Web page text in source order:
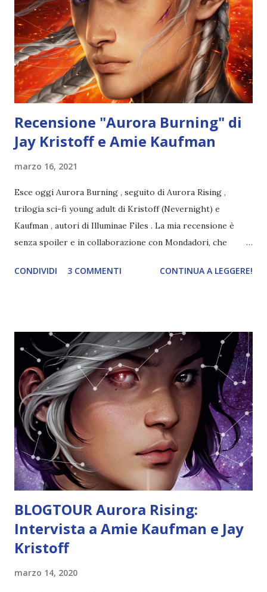
Recensione "Aurora Burning" di
Jay Kristoff e Amie Kaufman
marzo 16, 2021
Esce oggi Aurora Burning , seguito di Aurora Rising ,
trilogia sci-fi young adult di Kristoff (Nevernight) e
Kaufman , autori di Illuminae Files . La mia recensione è
senza spoiler e in collaborazione con Mondadori, che
Autore: Jay Kristoff, Amie Kaufman Serie: Aurora Rising 2
che una forza oscura e antica sta per essere liberata nella
galassia minacciando la sopravvivenza di ogni razza
senziente che vive al suo interno. Qual è la buona? Ty e gli
altri membri della Squadra 312 sono pronti a intervenire
nuovamente per salvare la situazione. Tutto bene, se non
fosse che incappano in una serie di tante piccole distrazioni
che minacciano di distoglierli dalla missione, tipo il branco
di gremp che li sta inseguendo per catturarli e accaparrarsi
così la taglia messa...
CONDIVIDI 3 COMMENTI CONTINUA A LEGGERE!
BLOGTOUR Aurora Rising:
Intervista a Amie Kaufman e Jay
Kristoff
marzo 14, 2020